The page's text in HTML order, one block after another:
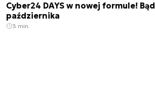
Cyber24 DAYS w nowej formule!
października
3 min.